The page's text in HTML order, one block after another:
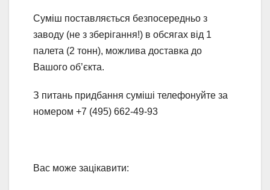
Суміш поставляється безпосередньо з
заводу (не з зберігання!) в обсягах від 1
палета (2 тонн), можлива доставка до
Вашого об’єкта.
З питань придбання суміші телефонуйте за
номером +7 (495) 662-49-93
Вас може зацікавити: